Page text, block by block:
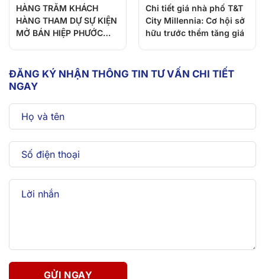
HÀNG TRĂM KHÁCH
HÀNG THAM DỰ SỰ KIỆN
MỞ BÁN HIỆP PHƯỚC
Chi tiết giá nhà phố T&T
City Millennia: Cơ hội sở
hữu trước thềm tăng giá
ĐĂNG KÝ NHẬN THÔNG TIN TƯ VẤN CHI TIẾT
NGAY